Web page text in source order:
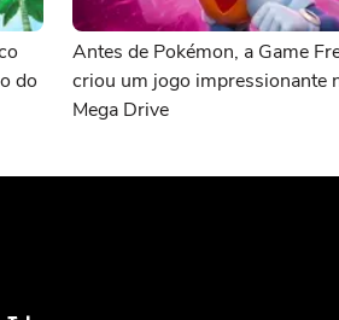
do
Antes de Pokémon, a Game
criou um jogo impressionante
Mega Drive